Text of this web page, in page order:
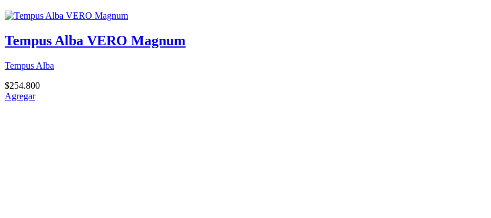
Tempus Alba VERO Magnum
Tempus Alba
$254.800
Agregar